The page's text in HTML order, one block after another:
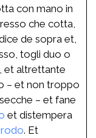
con mano in
che cotta,
de sopra et,
togli duo o
et altrettante
– et non troppo
– et fane
et distempera
. Et